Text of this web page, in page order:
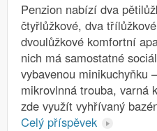
Penzion nabízí dva
čtyřlůžkové, dva
dvoulůžkové komfortní
nich má samostatné
vybavenou minikuchyňku
mikrovlnná trouba, varná
zde využít vyhřívaný
Celý příspěvek